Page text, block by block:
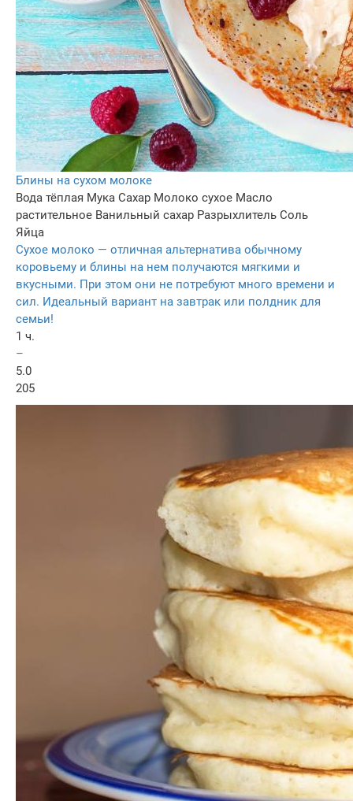
Блины на сухом молоке
Вода тёплая Мука Сахар Молоко сухое Масло
растительное Ванильный сахар Разрыхлитель Соль
Яйца
Сухое молоко — отличная альтернатива обычному
коровьему и блины на нем получаются мягкими и
вкусными. При этом они не потребуют много времени и
сил. Идеальный вариант на завтрак или полдник для
семьи!
1 ч.
–
5.0
205